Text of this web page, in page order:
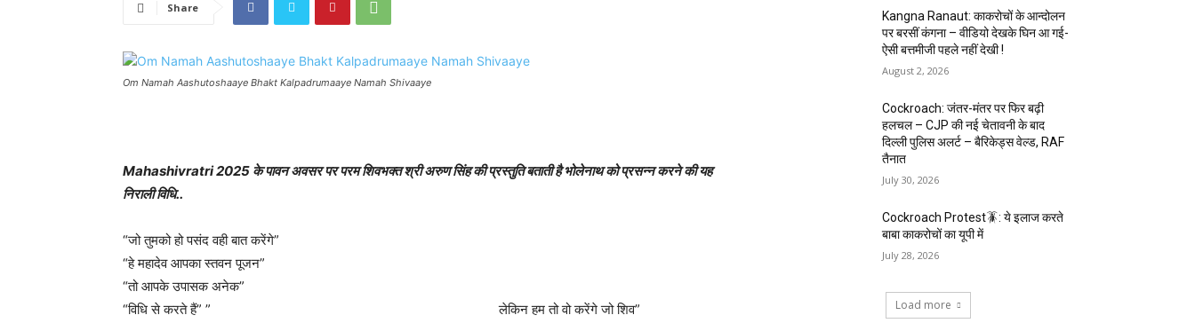
Share
Om Namah Aashutoshaaye Bhakt Kalpadrumaaye Namah Shivaaye
Mahashivratri 2025 के पावन अवसर पर परम शिवभक्त श्री अरुण सिंह की प्रस्तुति बताती है भोलेनाथ को प्रसन्न करने की यह
निराली विधि..
“जो तुमको हो पसंद वही बात करेंगे”
“हे महादेव आपका स्तवन पूजन”
“तो आपके उपासक अनेक”
“विधि से करते हैं” ” लेकिन हम तो वो करेंगे जो शिव”
Kangna Ranaut: काकरोचों के आन्दोलन
पर बरसीं कंगना – वीडियो देखके घिन आ गई-
ऐसी बत्तमीजी पहले नहीं देखी !
August 2, 2026
Cockroach: जंतर-मंतर पर फिर बढ़ी
हलचल – CJP की नई चेतावनी के बाद
दिल्ली पुलिस अलर्ट – बैरिकेड्स वेल्ड, RAF
तैनात
July 30, 2026
Cockroach Protest🪳: ये इलाज करते
बाबा काकरोचों का यूपी में
July 28, 2026
Load more